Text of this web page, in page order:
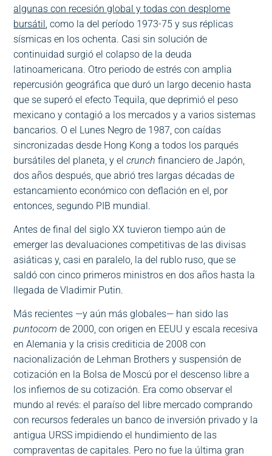
algunas con recesión global y todas con desplome
bursátil , como la del período 1973-75 y sus réplicas
sísmicas en los ochenta. Casi sin solución de
continuidad surgió el colapso de la deuda
latinoamericana. Otro periodo de estrés con amplia
repercusión geográfica que duró un largo decenio hasta
que se superó el efecto Tequila, que deprimió el peso
mexicano y contagió a los mercados y a varios sistemas
bancarios. O el Lunes Negro de 1987, con caídas
sincronizadas desde Hong Kong a todos los parqués
bursátiles del planeta, y elcrunch financiero de Japón,
dos años después, que abrió tres largas décadas de
estancamiento económico con deflación en el, por
entonces, segundo PIB mundial.
Antes de final del siglo XX tuvieron tiempo aún de
emerger las devaluaciones competitivas de las divisas
asiáticas y, casi en paralelo, la del rublo ruso, que se
saldó con cinco primeros ministros en dos años hasta la
llegada de Vladimir Putin.
Más recientes —y aún más globales— han sido las
puntocom de 2000, con origen en EEUU y escala recesiva
en Alemania y la crisis crediticia de 2008 con
nacionalización de Lehman Brothers y suspensión de
cotización en la Bolsa de Moscú por el descenso libre a
los infiernos de su cotización. Era como observar el
mundo al revés: el paraíso del libre mercado comprando
con recursos federales un banco de inversión privado y la
antigua URSS impidiendo el hundimiento de las
compraventas de capitales. Pero no fue la última gran